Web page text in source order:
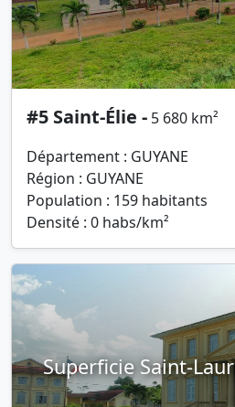
#5 Saint-Élie - 5 680 km²
Département : GUYANE
Région : GUYANE
Population : 159 habitants
Densité : 0 habs/km²
Superficie Saint-